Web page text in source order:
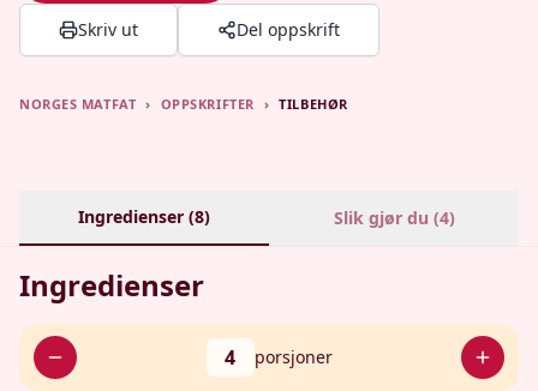
Skriv ut Del oppskrift
NORGES MATFAT › OPPSKRIFTER › TILBEHØR
Ingredienser (8) Slik gjør du (4)
Ingredienser
4 porsjoner